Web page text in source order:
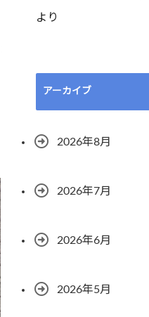
より
アーカイブ
2026年8月
2026年7月
2026年6月
2026年5月